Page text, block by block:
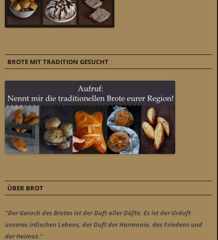
BROTE MIT TRADITION GESUCHT
ÜBER BROT
"Der Geruch des Brotes ist der Duft aller Düfte. Es ist der Urduft
unseres irdischen Lebens, der Duft der Harmonie, des Friedens und
der Heimat."